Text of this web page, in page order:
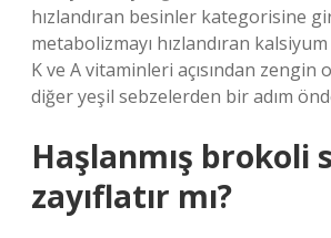
hızlandıran besinler kategorisine
metabolizmayı hızlandıran
K ve A vitaminleri açısından zengin
diğer yeşil sebzelerden bir adım
Haşlanmış brokoli
zayıflatır mı?